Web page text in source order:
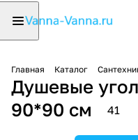
Главная Каталог
Душевые
90*90 см
41